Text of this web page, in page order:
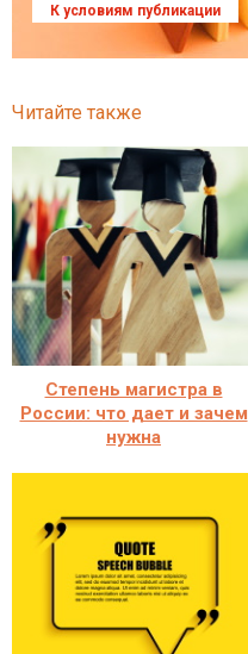
К условиям публикации
Читайте также
Степень магистра в
России: что дает и зачем
нужна